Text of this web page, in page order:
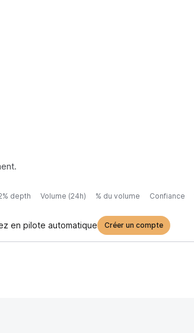
depth Volume (24h) % du volume Confiance
en pilote automatique Créer un compte